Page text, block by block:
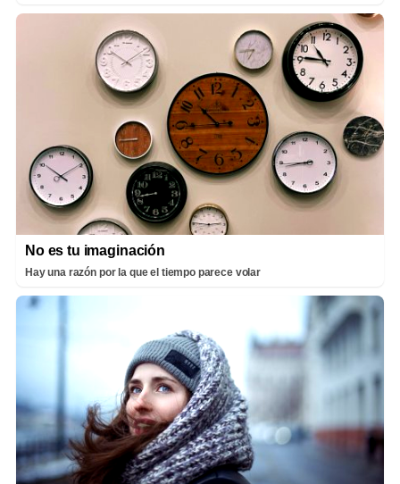
No es tu imaginación
Hay una razón por la que el tiempo parece volar